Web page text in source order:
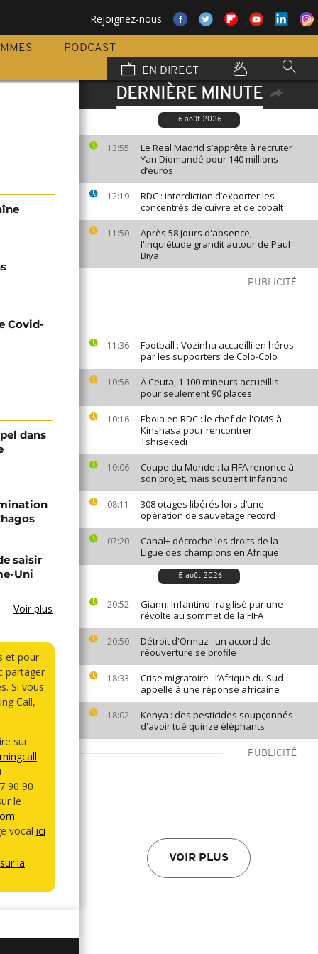
Rejoignez-nous
PODCAST
EN DIRECT
DERNIÈRE MINUTE
6 août 2026
13:55
Le Real Madrid s’apprête à recruter
Yan Diomandé pour 140 millions
d’euros
12:19
RDC : interdiction d’exporter les
concentrés de cuivre et de cobalt
11:50
Après 58 jours d'absence,
l'inquiétude grandit autour de Paul
Biya
PUBLICITÉ
11:36
Football : Vozinha accueilli en héros
par les supporters de Colo-Colo
10:56
À Ceuta, 1 100 mineurs accueillis
pour seulement 90 places
10:16
Ebola en RDC : le chef de l'OMS à
Kinshasa pour rencontrer
Tshisekedi
10:06
Coupe du Monde : la FIFA renonce à
son projet, mais soutient Infantino
08:11
308 otages libérés lors d’une
opération de sauvetage record
07:20
Canal+ décroche les droits de la
Ligue des champions en Afrique
5 août 2026
20:52
Gianni Infantino fragilisé par une
révolte au sommet de la FIFA
20:50
Détroit d'Ormuz : un accord de
réouverture se profile
18:33
Crise migratoire : l’Afrique du Sud
appelle à une réponse africaine
18:02
Kenya : des pesticides soupçonnés
d'avoir tué quinze éléphants
PUBLICITÉ
VOIR PLUS
Covid-
dans
saisir
Uni
Voir plus
et pour
partager
Si vous
Call,
sur
90 90
le
vocal ici
la